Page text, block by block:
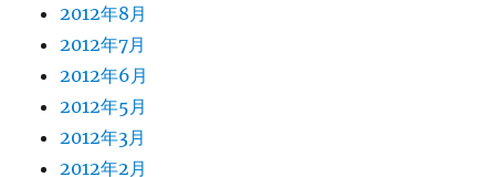
2012年8月
2012年7月
2012年6月
2012年5月
2012年3月
2012年2月